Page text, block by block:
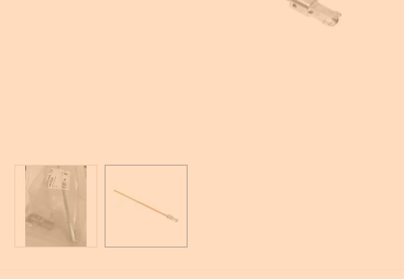
View larger image